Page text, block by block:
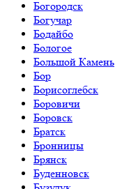
Богородск
Богучар
Бодайбо
Бологое
Большой Камень
Бор
Борисоглебск
Боровичи
Боровск
Братск
Бронницы
Брянск
Буденновск